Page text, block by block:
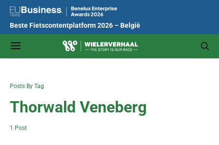
Beste Fietscontentplatform 2026 – België
Posts By Tag
Thorwald Veneberg
1 Post